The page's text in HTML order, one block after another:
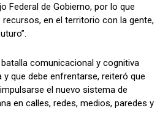
Federal de Gobierno, por lo que
en el territorio con la gente,
comunicacional y cognitiva
que debe enfrentarse, reiteró que
el nuevo sistema de
en calles, redes, medios, paredes y